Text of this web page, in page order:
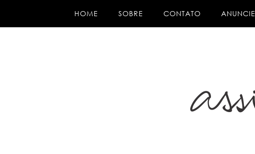
HOME SOBRE CONTATO ANUNCIE